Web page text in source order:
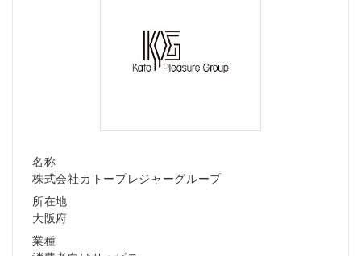
名称
株式会社カトープレジャーグループ
所在地
大阪府
業種